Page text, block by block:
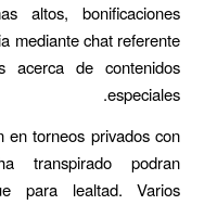
altos, bonificaciones
mediante chat referente
acerca de contenidos
especiales.
en torneos privados con
transpirado podran
para lealtad. Varios